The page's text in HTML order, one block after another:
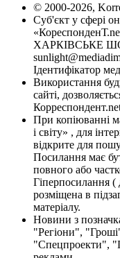
© 2000-2026,
Суб'єкт у сфері
ХАРКІВСЬКЕ
Ідентифікатор
Використання
сайті,
При копіюванні
і світу» , для
відкрите для
Посилання має
повного або
Гіперпосилання (
розміщена в
матеріалу.
Новини з
"Регіони",
"Спецпроекти",